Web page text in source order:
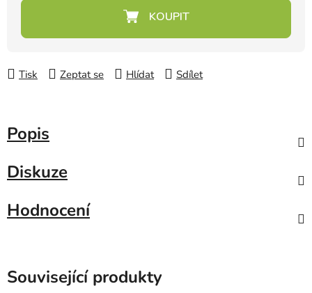
Tisk Zeptat se Hlídat Sdílet
Popis
Diskuze
Hodnocení
Související produkty